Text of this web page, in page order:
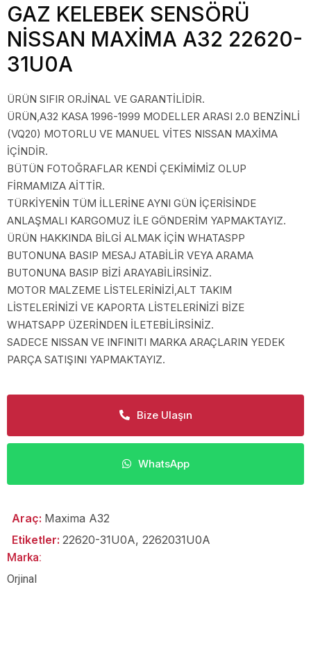
GAZ KELEBEK SENSÖRÜ
NİSSAN MAXİMA A32 22620-
31U0A
ÜRÜN SIFIR ORJİNAL VE GARANTİLİDİR.
ÜRÜN,A32 KASA 1996-1999 MODELLER ARASI 2.0 BENZİNLİ
(VQ20) MOTORLU VE MANUEL VİTES NISSAN MAXİMA
İÇİNDİR.
BÜTÜN FOTOĞRAFLAR KENDİ ÇEKİMİMİZ OLUP
FİRMAMIZA AİTTİR.
TÜRKİYENİN TÜM İLLERİNE AYNI GÜN İÇERİSİNDE
ANLAŞMALI KARGOMUZ İLE GÖNDERİM YAPMAKTAYIZ.
ÜRÜN HAKKINDA BİLGİ ALMAK İÇİN WHATASPP
BUTONUNA BASIP MESAJ ATABİLİR VEYA ARAMA
BUTONUNA BASIP BİZİ ARAYABİLİRSİNİZ.
MOTOR MALZEME LİSTELERİNİZİ,ALT TAKIM
LİSTELERİNİZİ VE KAPORTA LİSTELERİNİZİ BİZE
WHATSAPP ÜZERİNDEN İLETEBİLİRSİNİZ.
SADECE NISSAN VE INFINITI MARKA ARAÇLARIN YEDEK
PARÇA SATIŞINI YAPMAKTAYIZ.
Bize Ulaşın
WhatsApp
Araç: Maxima A32
Etiketler: 22620-31U0A, 2262031U0A
Marka:
Orjinal